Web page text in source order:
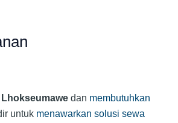
Lhokseumawedan membutuhkan
untuk menawarkan solusi sewa